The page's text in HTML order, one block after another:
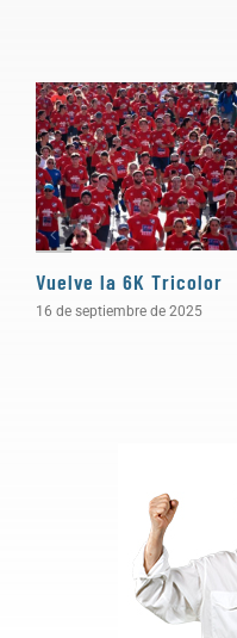
Vuelve la 6K Tricolor
16 de septiembre de 2025